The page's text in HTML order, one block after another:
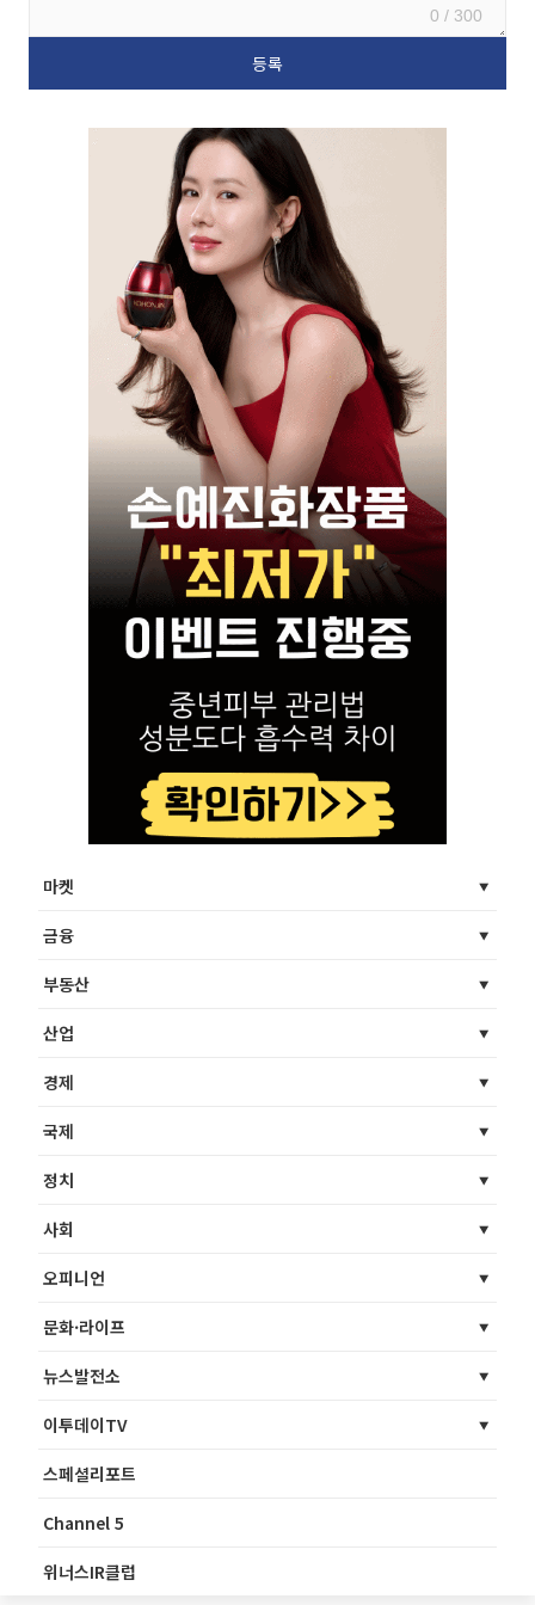
0 / 300
마켓
금융
부동산
산업
경제
국제
정치
사회
오피니언
문화·라이프
뉴스발전소
이투데이TV
스페셜리포트
Channel 5
위너스IR클럽